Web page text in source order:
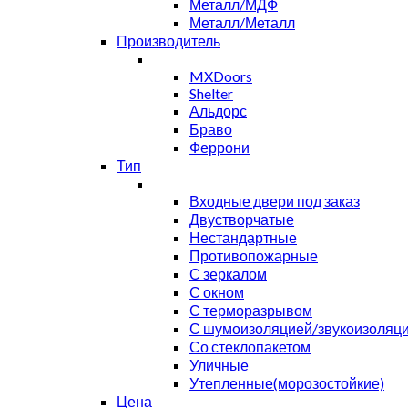
Металл/МДФ
Металл/Металл
Производитель
MXDoors
Shelter
Альдорс
Браво
Феррони
Тип
Входные двери под заказ
Двустворчатые
Нестандартные
Противопожарные
С зеркалом
С окном
С терморазрывом
С шумоизоляцией/
Со стеклопакетом
Уличные
Утепленные(морозостойкие)
Цена